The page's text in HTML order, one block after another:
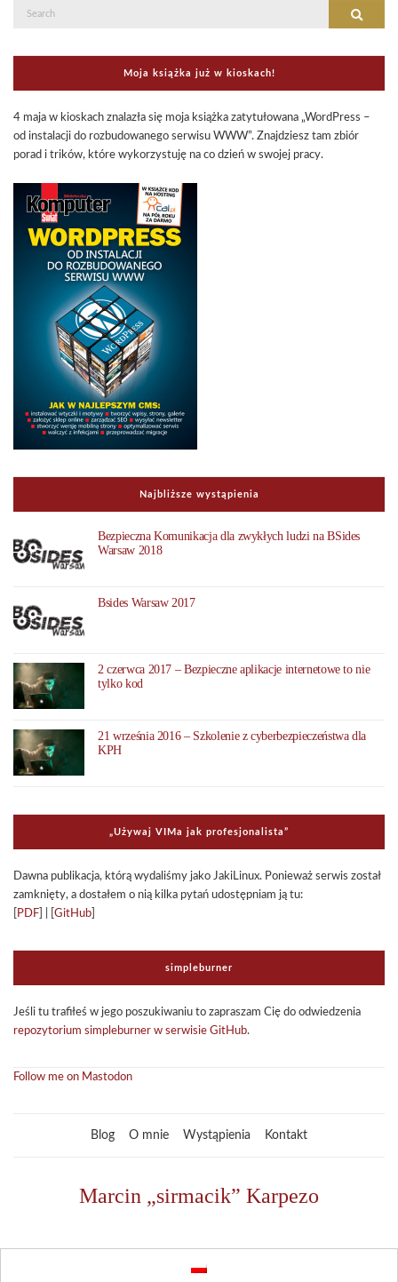
Search
Moja książka już w kioskach!
4 maja w kioskach znalazła się moja książka zatytułowana „WordPress –
od instalacji do rozbudowanego serwisu WWW”. Znajdziesz tam zbiór
porad i trików, które wykorzystuję na co dzień w swojej pracy.
Najbliższe wystąpienia
Bezpieczna Komunikacja dla zwykłych ludzi na BSides
Warsaw 2018
Bsides Warsaw 2017
2 czerwca 2017 – Bezpieczne aplikacje internetowe to nie
tylko kod
21 września 2016 – Szkolenie z cyberbezpieczeństwa dla
KPH
„Uży­waj VIMa jak pro­fe­sjo­na­li­sta”
Dawna publi­ka­cja, którą wyda­li­śmy jako Jaki­Li­nux. Ponie­waż ser­wis został
zamknięty, a dosta­łem o nią kilka pytań udo­stęp­niam ją tu:
PDF GitHub
sim­ple­bur­ner
Jeśli tu tra­fi­łeś w jego poszu­ki­wa­niu to zapra­szam Cię do odwie­dze­nia
repo­zy­to­rium sim­ple­bur­ner w ser­wi­sie GitHub.
Follow me on Mastodon
Blog O mnie Wystąpienia Kontakt
Marcin „sirmacik” Karpezo